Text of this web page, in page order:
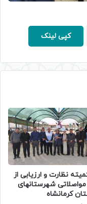
کپی لینک
نظارت و ارزیابی از
مواصلاتی شهرستانهای
کرمانشاه